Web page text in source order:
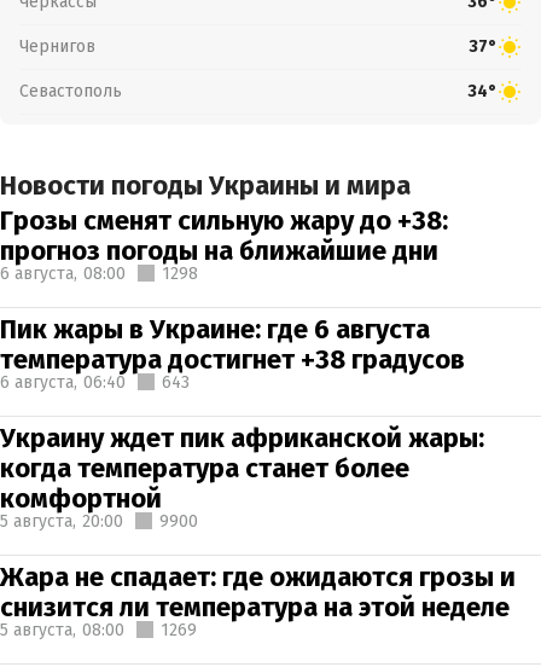
Чернигов 37°
Севастополь 34°
Новости погоды Украины и мира
Грозы сменят сильную жару до +38:
прогноз погоды на ближайшие дни
6 августа, 08:00 1298
Пик жары в Украине: где 6 августа
температура достигнет +38 градусов
6 августа, 06:40 643
Украину ждет пик африканской жары:
когда температура станет более
комфортной
5 августа, 20:00 9900
Жара не спадает: где ожидаются грозы и
снизится ли температура на этой неделе
5 августа, 08:00 1269